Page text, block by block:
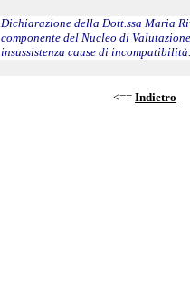
Dichiarazione della Dott.ssa Maria
componente del Nucleo di
insussistenza cause di incompatibilità.
<== Indietro